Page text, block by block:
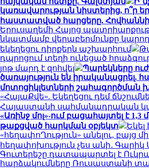
կառավարության նիստերից, ո՞ր
հաստատված հարցերը.
Երուսաղեմի Հայոց
նկատմամբ վերաբերմունքը կարող
եկեղեցու դիրքերն աշխարհում
դպրոցում տեղի ունեցած
յոթ մարդ է զոհվել
Պարեկները
ծառայություն են իրականացրել.
մոտոցիկլետների շահագործման
«ՀայաՔվե». Եկեղեցու դեմ
Հայաստանի սահմանադրական
«Առինջ մոլ»-ում բացահայտել է 1,3
թաքցված հարկման օբյեկտ
Եկել
«հեղափոՂություն» անելու, բայց
հեղափոխություն չես անի․ Գարիկ
Գուտերեշը դատապարտել է
հարձակումները Ռուսաստանի